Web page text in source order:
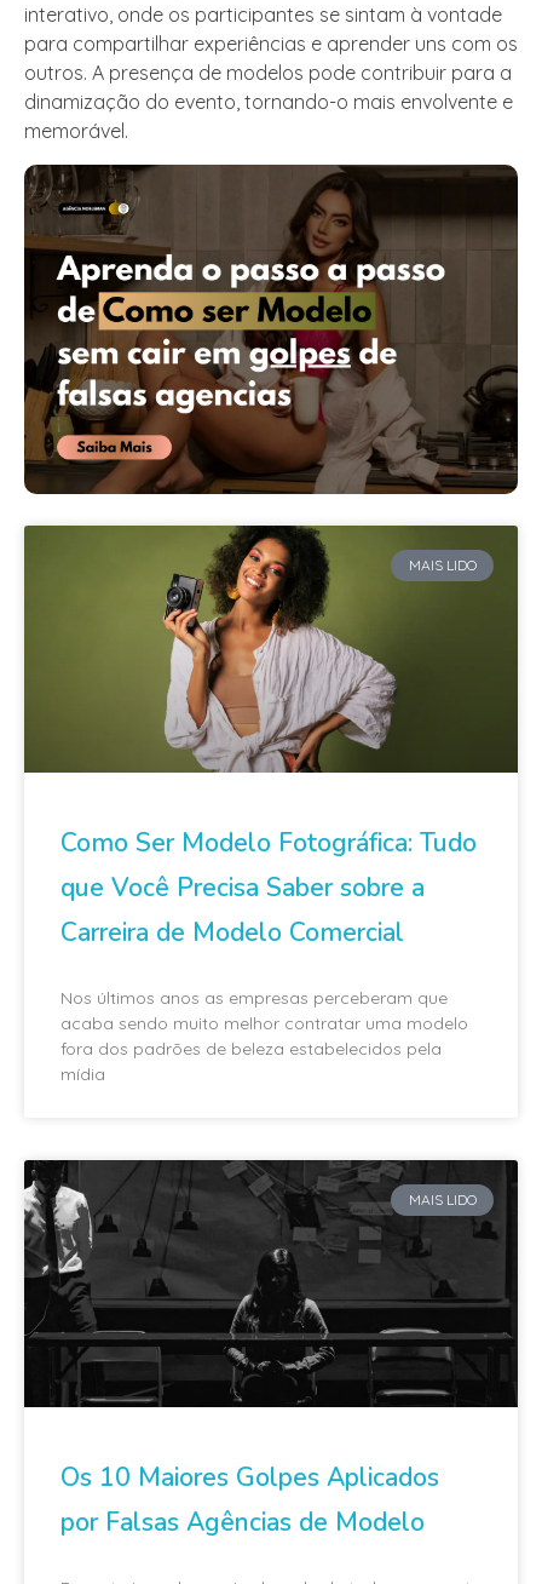
interativo, onde os participantes se sintam à vontade
para compartilhar experiências e aprender uns com os
outros. A presença de modelos pode contribuir para a
dinamização do evento, tornando-o mais envolvente e
memorável.
MAIS LIDO
Como Ser Modelo Fotográfica: Tudo
que Você Precisa Saber sobre a
Carreira de Modelo Comercial
Nos últimos anos as empresas perceberam que
acaba sendo muito melhor contratar uma modelo
fora dos padrões de beleza estabelecidos pela
mídia
MAIS LIDO
Os 10 Maiores Golpes Aplicados
por Falsas Agências de Modelo